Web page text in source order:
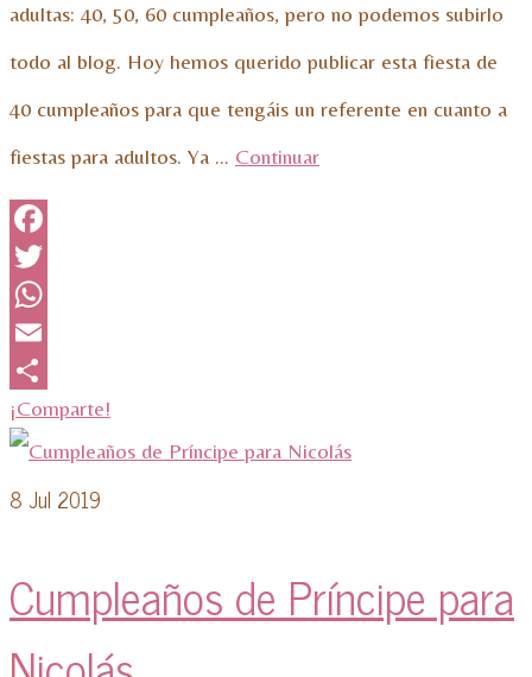
adultas: 40, 50, 60 cumpleaños, pero no podemos subirlo
todo al blog. Hoy hemos querido publicar esta fiesta de
40 cumpleaños para que tengáis un referente en cuanto a
fiestas para adultos. Ya … Continuar
Facebook
Twitter
WhatsApp
Email
¡Comparte!
8 Jul 2019
Cumpleaños de Príncipe para